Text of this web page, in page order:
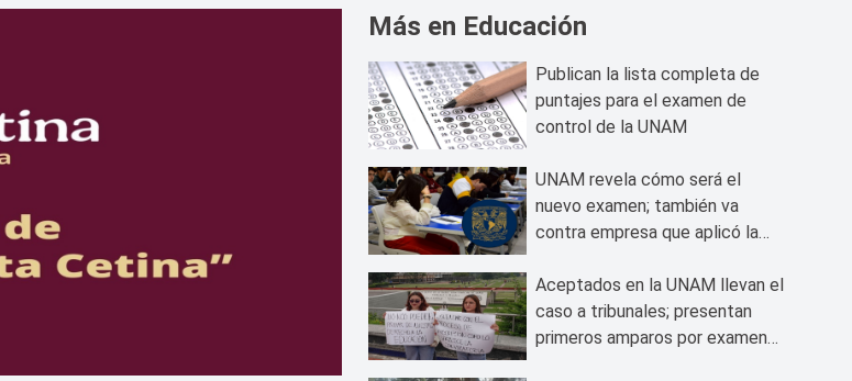
Más en Educación
Publican la lista completa de
puntajes para el examen de
control de la UNAM
UNAM revela cómo será el
nuevo examen; también va
contra empresa que aplicó la
Aceptados en la UNAM llevan el
caso a tribunales; presentan
primeros amparos por examen